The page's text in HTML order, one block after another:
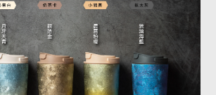
跳色美學
青、夏竹綠、銅箔金、琉璃海藍、森
、更衣室，都多一點顏值。